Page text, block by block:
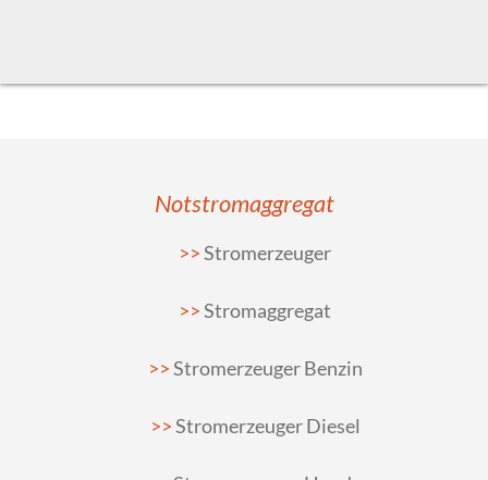
Notstromaggregat
Stromerzeuger
Stromaggregat
Stromerzeuger Benzin
Stromerzeuger Diesel